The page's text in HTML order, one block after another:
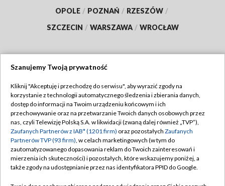
OPOLE / POZNAŃ / RZESZÓW /
SZCZECIN / WARSZAWA / WROCŁAW
TVP
Abonament TVP
Emisja w TVP
Centrum informacji TVP
Naziemna Telewizja Cyfrowa
Regulamin TVP
Polityka prywatności
Moje zgody
Pomoc
Szanujemy Twoją prywatność
Kliknij "Akceptuję i przechodzę do serwisu", aby wyrazić zgody na
korzystanie z technologii automatycznego śledzenia i zbierania danych,
dostęp do informacji na Twoim urządzeniu końcowym i ich
przechowywanie oraz na przetwarzanie Twoich danych osobowych przez
nas, czyli Telewizję Polską S.A. w likwidacji (zwaną dalej również „TVP”),
Zaufanych Partnerów z IAB* (1201 firm) oraz pozostałych Zaufanych
Partnerów TVP (93 firm), w celach marketingowych (w tym do
zautomatyzowanego dopasowania reklam do Twoich zainteresowań i
mierzenia ich skuteczności) i pozostałych, które wskazujemy poniżej, a
także zgody na udostępnianie przez nas identyfikatora PPID do Google.